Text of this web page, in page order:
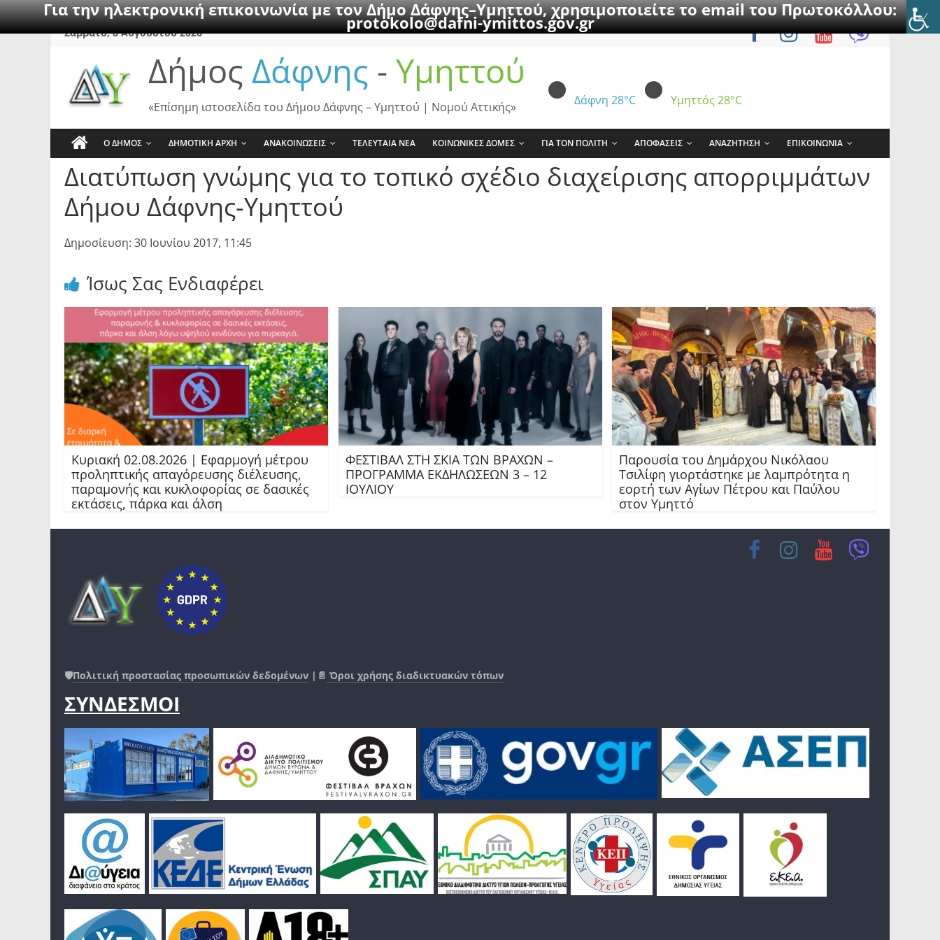
Για την ηλεκτρονική επικοινωνία με τον Δήμο Δάφνης–Υμηττού, χρησιμοποιείτε το email του Πρωτοκόλλου:
protokolo@dafni-ymittos.gov.gr
SkipΣάββατο, 8 Αυγούστου 2026
Δήμος Δάφνης - Υμηττού
Δάφνη 28°C Υμηττός 28°C
«Επίσημη ιστοσελίδα του Δήμου Δάφνης – Υμηττού | Νομού Αττικής»
Ο ΔΗΜΟΣ ΔΗΜΟΤΙΚΗ ΑΡΧΗ ΑΝΑΚΟΙΝΩΣΕΙΣ ΤΕΛΕΥΤΑΙΑ ΝΕΑ ΚΟΙΝΩΝΙΚΕΣ ΔΟΜΕΣ ΓΙΑ ΤΟΝ ΠΟΛΙΤΗ ΑΠΟΦΑΣΕΙΣ ΑΝΑΖΗΤΗΣΗ ΕΠΙΚΟΙΝΩΝΙΑ
Διατύπωση γνώμης για το τοπικό σχέδιο διαχείρισης απορριμμάτων
Δήμου Δάφνης-Υμηττού
Δημοσίευση: 30 Ιουνίου 2017, 11:45
Ίσως Σας Ενδιαφέρει
Κυριακή 02.08.2026 | Εφαρμογή μέτρου
προληπτικής απαγόρευσης διέλευσης,
παραμονής και κυκλοφορίας σε δασικές
εκτάσεις, πάρκα και άλση
ΦΕΣΤΙΒΑΛ ΣΤΗ ΣΚΙΑ ΤΩΝ ΒΡΑΧΩΝ –
ΠΡΟΓΡΑΜΜΑ ΕΚΔΗΛΩΣΕΩΝ 3 – 12
ΙΟΥΛΙΟΥ
Παρουσία του Δημάρχου Νικόλαου
Τσιλίφη γιορτάστηκε με λαμπρότητα η
εορτή των Αγίων Πέτρου και Παύλου
στον Υμηττό
🛡️Πολιτική προστασίας προσωπικών δεδομένων |📄 Όροι χρήσης διαδικτυακών τόπων
ΣΥΝΔΕΣΜΟΙ